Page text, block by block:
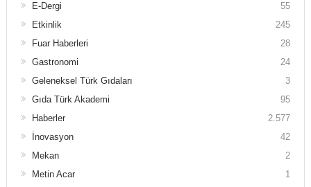
E-Dergi
55
Etkinlik
245
Fuar Haberleri
28
Gastronomi
24
Geleneksel Türk Gıdaları
3
Gıda Türk Akademi
95
Haberler
2.577
İnovasyon
42
Mekan
2
Metin Acar
1